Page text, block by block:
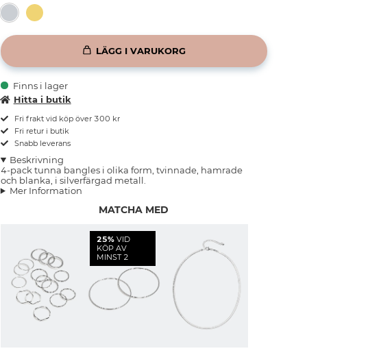
LÄGG I VARUKORG
Finns i lager
Hitta i butik
Fri frakt vid köp över 300 kr
Fri retur i butik
Snabb leverans
Beskrivning
4-pack tunna bangles i olika form, tvinnade, hamrade
och blanka, i silverfärgad metall.
Mer Information
MATCHA MED
25% VID
KÖP AV
MINST 2